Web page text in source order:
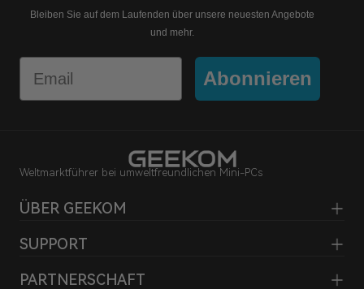
Bleiben Sie auf dem Laufenden über unsere neuesten Angebote
und mehr.
Abonnieren
Weltmarktführer bei umweltfreundlichen Mini-PCs
ÜBER GEEKOM
SUPPORT
PARTNERSCHAFT